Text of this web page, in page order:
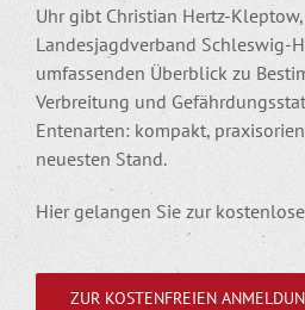
Uhr gibt Christian Hertz-Kleptow,
Landesjagdverband Schleswig-
umfassenden Überblick zu
Verbreitung und
Entenarten: kompakt,
neuesten Stand.
Hier gelangen Sie zur
ZUR KOSTENFREIEN